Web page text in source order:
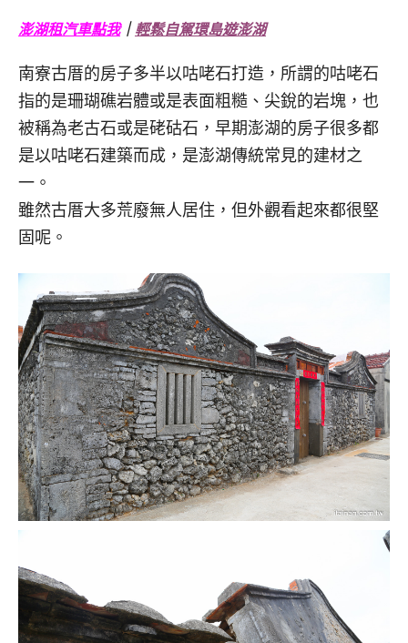
澎湖租汽車點我｜ 輕鬆自駕環島遊澎湖
南寮古厝的房子多半以咕咾石打造，所謂的咕咾石
指的是珊瑚礁岩體或是表面粗糙、尖銳的岩塊，也
被稱為老古石或是硓𥑮石，早期澎湖的房子很多都
是以咕咾石建築而成，是澎湖傳統常見的建材之
一。
雖然古厝大多荒廢無人居住，但外觀看起來都很堅
固呢。